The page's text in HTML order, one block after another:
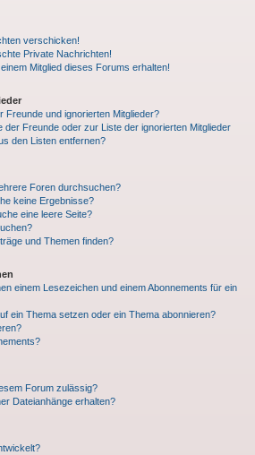
verschicken!
Private Nachrichten!
Mitglied dieses Forums erhalten!
Freunde und ignorierten Mitglieder?
der Freunde oder zur Liste der ignorierten Mitglieder
den Listen entfernen?
Foren durchsuchen?
keine Ergebnisse?
eine leere Seite?
und Themen finden?
einem Lesezeichen und einem Abonnements für ein
ein Thema setzen oder ein Thema abonnieren?
Forum zulässig?
Dateianhänge erhalten?